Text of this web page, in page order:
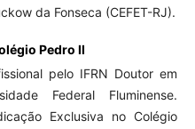
da Fonseca (CEFET-RJ).
Pedro II
pelo IFRN Doutor em
Federal Fluminense.
Exclusiva no Colégio